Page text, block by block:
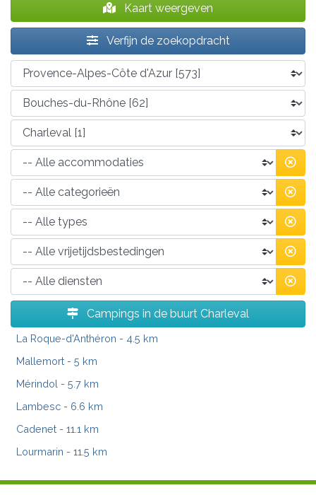
Kaart weergeven
Verfijn de zoekopdracht
Campings in de buurt Charleval
La Roque-d'Anthéron - 4.5 km
Mallemort - 5 km
Mérindol - 5.7 km
Lambesc - 6.6 km
Cadenet - 11.1 km
Lourmarin - 11.5 km